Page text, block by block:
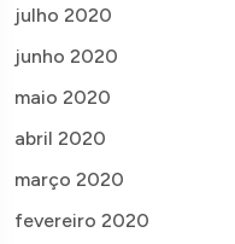
julho 2020
junho 2020
maio 2020
abril 2020
março 2020
fevereiro 2020